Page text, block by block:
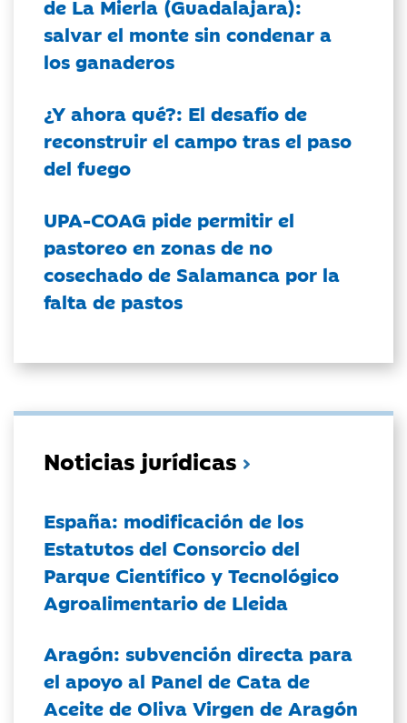
de La Mierla (Guadalajara):
salvar el monte sin condenar a
los ganaderos
¿Y ahora qué?: El desafío de
reconstruir el campo tras el paso
del fuego
UPA-COAG pide permitir el
pastoreo en zonas de no
cosechado de Salamanca por la
falta de pastos
Noticias jurídicas
España: modificación de los
Estatutos del Consorcio del
Parque Científico y Tecnológico
Agroalimentario de Lleida
Aragón: subvención directa para
el apoyo al Panel de Cata de
Aceite de Oliva Virgen de Aragón